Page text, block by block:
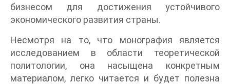
бизнесом для достижения устойчивого
экономического развития страны.
Несмотря на то, что монография является
исследованием в области теоретической
политологии, она насыщена конкретным
материалом, легко читается и будет полезна